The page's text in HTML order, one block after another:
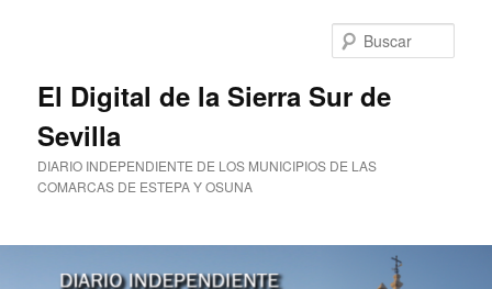
El Digital de la Sierra Sur de
Sevilla
DIARIO INDEPENDIENTE DE LOS MUNICIPIOS DE LAS
COMARCAS DE ESTEPA Y OSUNA